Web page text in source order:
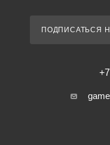
ПОДПИСАТЬСЯ